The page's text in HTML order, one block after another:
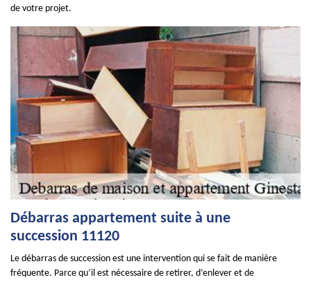
de votre projet.
Débarras appartement suite à une
succession 11120
Le débarras de succession est une intervention qui se fait de manière
fréquente. Parce qu’il est nécessaire de retirer, d’enlever et de